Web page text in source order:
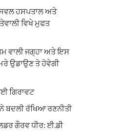
ਹਸਪਤਾਲ ਅਤੇ
ਵਿਖੇ ਮੁਫਤ
ਵਾਲੀ ਜਗ੍ਹਾ ਅਤੇ ਇਸ
ਉਡਾਉਣ ਤੇ ਹੋਵੇਗੀ
ਗਿਰਾਵਟ
ਬਦਲੀ ਰੱਖਿਆ ਰਣਨੀਤੀ
ਗੌਰਵ ਧੀਰ: ਈ.ਡੀ